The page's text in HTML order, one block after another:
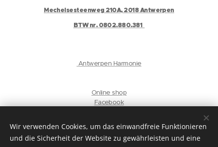
Mechelsesteenweg 210A, 2018 Antwerpen
BTW nr. 0802.880.381
Antwerpen Harmonie
Online shop
Facebook
privacyverklaring
Wir verwenden Cookies, um das einwandfreie Funktionieren
und die Sicherheit der Website zu gewährleisten und eine